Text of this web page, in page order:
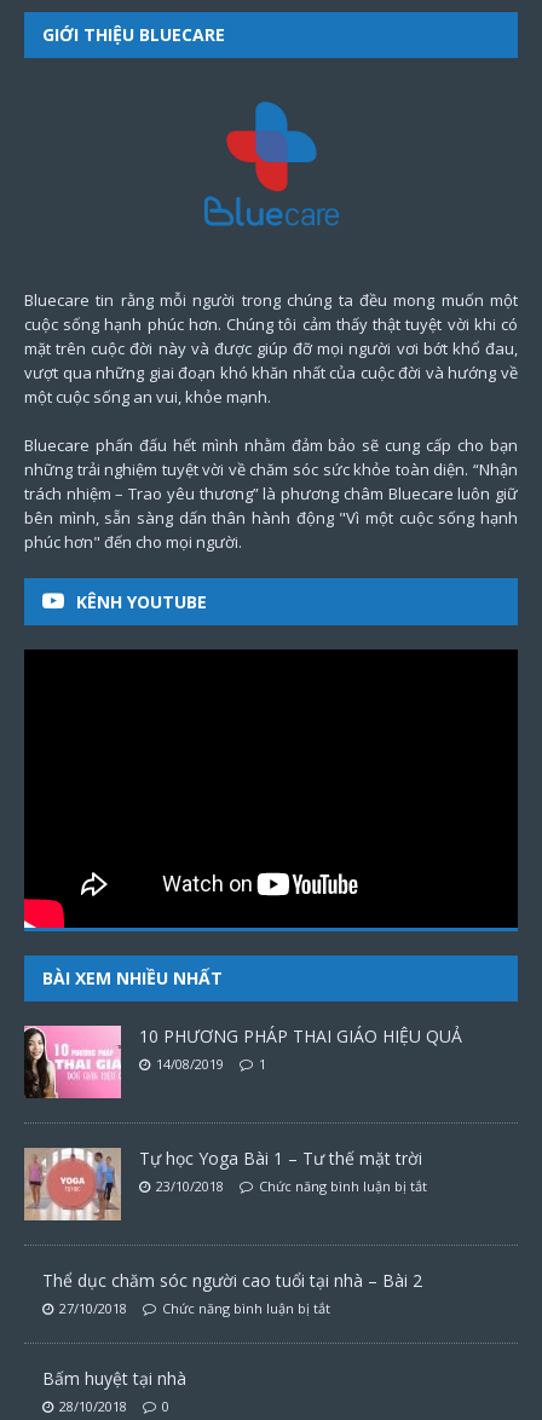
GIỚI THIỆU BLUECARE
Bluecare tin rằng mỗi người trong chúng ta đều mong muốn một
cuộc sống hạnh phúc hơn. Chúng tôi cảm thấy thật tuyệt vời khi có
mặt trên cuộc đời này và được giúp đỡ mọi người vơi bớt khổ đau,
vượt qua những giai đoạn khó khăn nhất của cuộc đời và hướng về
một cuộc sống an vui, khỏe mạnh.
Bluecare phấn đấu hết mình nhằm đảm bảo sẽ cung cấp cho bạn
những trải nghiệm tuyệt vời về chăm sóc sức khỏe toàn diện. “Nhận
trách nhiệm – Trao yêu thương” là phương châm Bluecare luôn giữ
bên mình, sẵn sàng dấn thân hành động "Vì một cuộc sống hạnh
phúc hơn" đến cho mọi người.
KÊNH YOUTUBE
BÀI XEM NHIỀU NHẤT
10 PHƯƠNG PHÁP THAI GIÁO HIỆU QUẢ
14/08/2019 1
Tự học Yoga Bài 1 – Tư thế mặt trời
23/10/2018 Chức năng bình luận bị tắt
Thể dục chăm sóc người cao tuổi tại nhà – Bài 2
27/10/2018 Chức năng bình luận bị tắt
Bấm huyệt tại nhà
28/10/2018 0